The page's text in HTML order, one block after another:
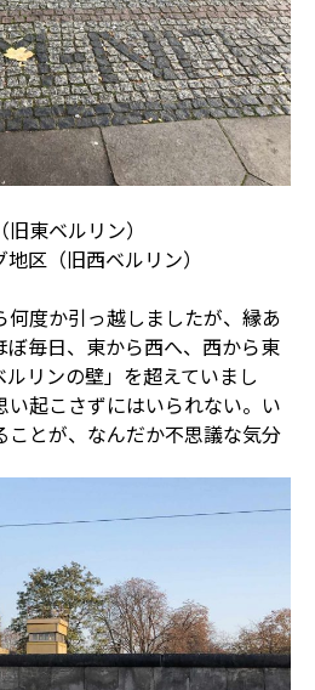
東ベルリン）
区（旧西ベルリン）
度か引っ越しましたが、縁あ
ぼ毎日、東から西へ、西から東
リンの壁」を超えていまし
い起こさずにはいられない。い
ことが、なんだか不思議な気分